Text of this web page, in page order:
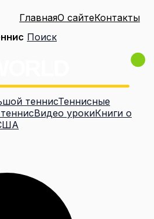
ГлавнаяО сайтеКонтакты
Поиск
теннисТеннисные
Видео урокиКниги о